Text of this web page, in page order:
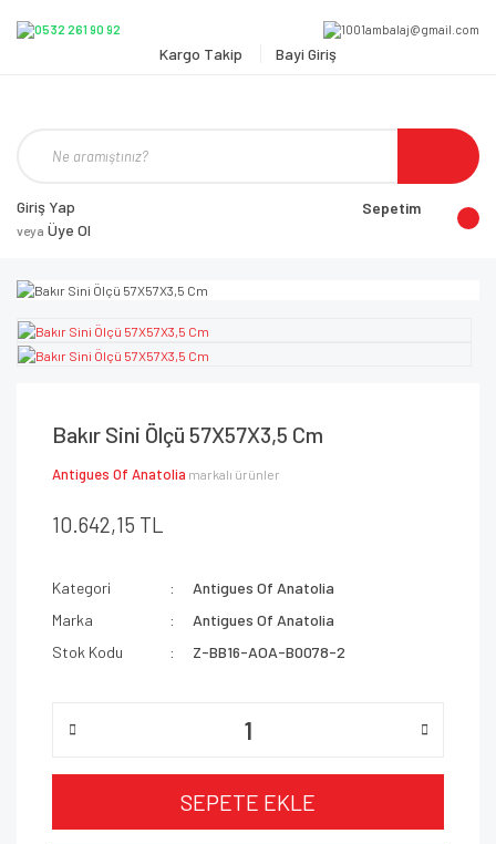
Kargo Takip Bayi Giriş
Giriş Yap
veya Üye Ol
Sepetim
Bakır Sini Ölçü 57X57X3,5 Cm
Antigues Of Anatolia markalı ürünler
10.642,15 TL
Kategori
Antigues Of Anatolia
Marka
Antigues Of Anatolia
Stok Kodu
Z-BB16-AOA-B0078-2
SEPETE EKLE